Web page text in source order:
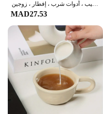
كوب قهوة سيراميك لطيف بغطاء ومغرفة ، كوب شرب ، أرنب متدرج ، نمط الكرز ، كوب حليب ، أدوات شرب ، إفطار ، زوجين
MAD27.53